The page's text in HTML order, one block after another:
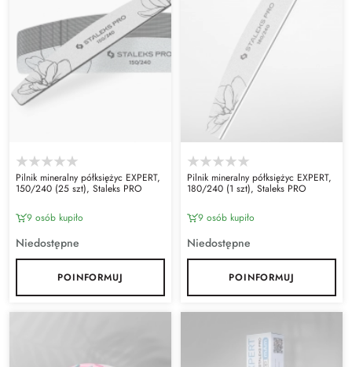
Pilnik mineralny półksiężyc EXPERT,
150/240 (25 szt), Staleks PRO
9 osób kupiło
Niedostępne
POINFORMUJ
Pilnik mineralny półksiężyc EXPERT,
180/240 (1 szt), Staleks PRO
9 osób kupiło
Niedostępne
POINFORMUJ